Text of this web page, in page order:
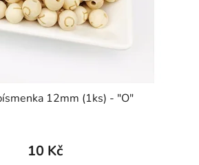
12mm (1ks) - "O"
10 Kč